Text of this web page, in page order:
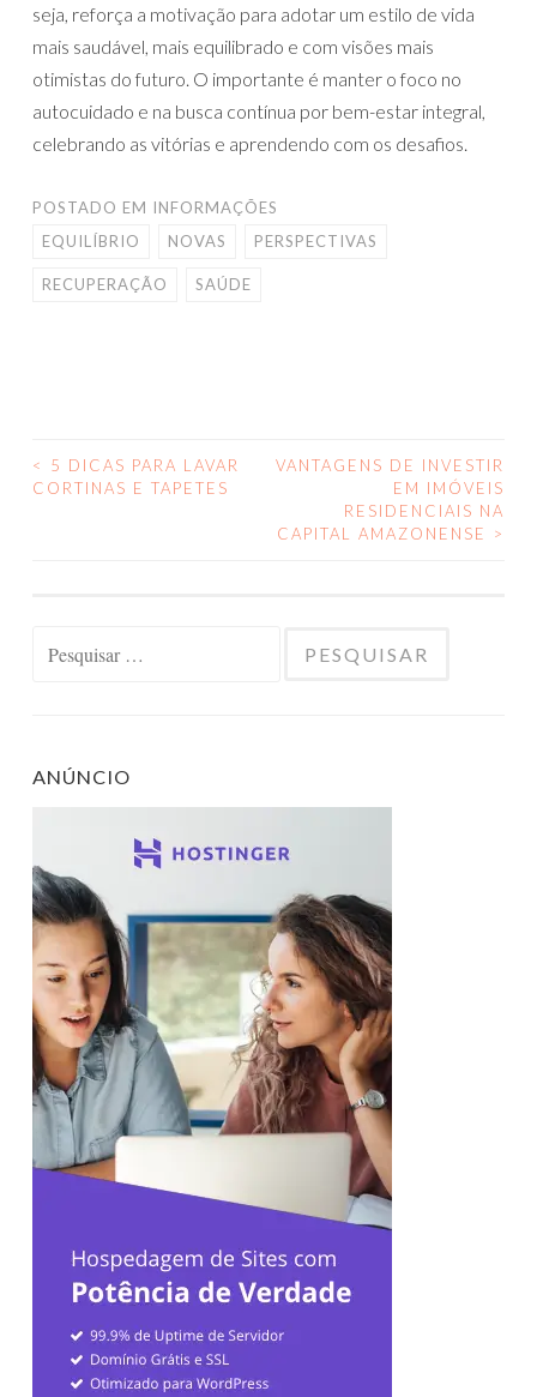
seja, reforça a motivação para adotar um estilo de vida
mais saudável, mais equilibrado e com visões mais
otimistas do futuro. O importante é manter o foco no
autocuidado e na busca contínua por bem-estar integral,
celebrando as vitórias e aprendendo com os desafios.
POSTADO EM INFORMAÇÕES
EQUILÍBRIO
NOVAS PERSPECTIVAS
RECUPERAÇÃO SAÚDE
NAVEGAÇÃO
<
5 DICAS PARA LAVAR
CORTINAS E TAPETES
VANTAGENS DE INVESTIR
EM IMÓVEIS
RESIDENCIAIS NA
CAPITAL AMAZONENSE
>
ANÚNCIO